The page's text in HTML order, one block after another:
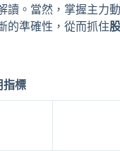
。當然，掌握主力
的準確性，從而抓住
指標